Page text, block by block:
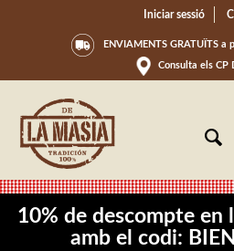
Iniciar sessió
ENVIAMENTS GRATUÏTS a
Consulta els CP
10% de descompte en
amb el codi: